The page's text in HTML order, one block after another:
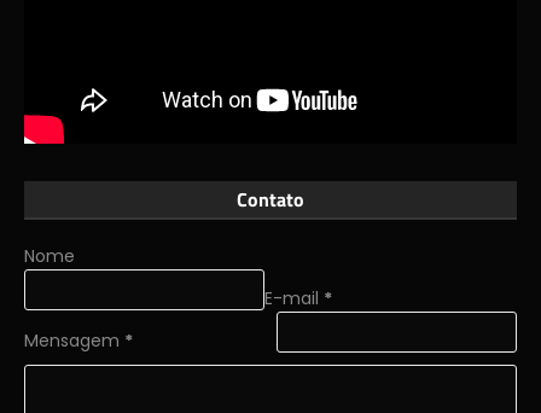
Contato
Nome
E-mail *
Mensagem *